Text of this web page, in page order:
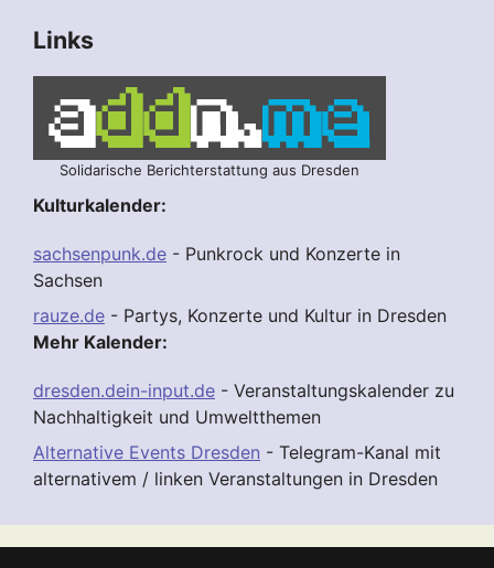
Links
Solidarische Berichterstattung aus Dresden
Kulturkalender:
sachsenpunk.de - Punkrock und Konzerte in
Sachsen
rauze.de - Partys, Konzerte und Kultur in Dresden
Mehr Kalender:
dresden.dein-input.de - Veranstaltungskalender zu
Nachhaltigkeit und Umweltthemen
Alternative Events Dresden - Telegram-Kanal mit
alternativem / linken Veranstaltungen in Dresden